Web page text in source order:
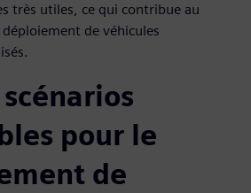
très utiles, ce qui contribue au
de véhicules
pour le
de